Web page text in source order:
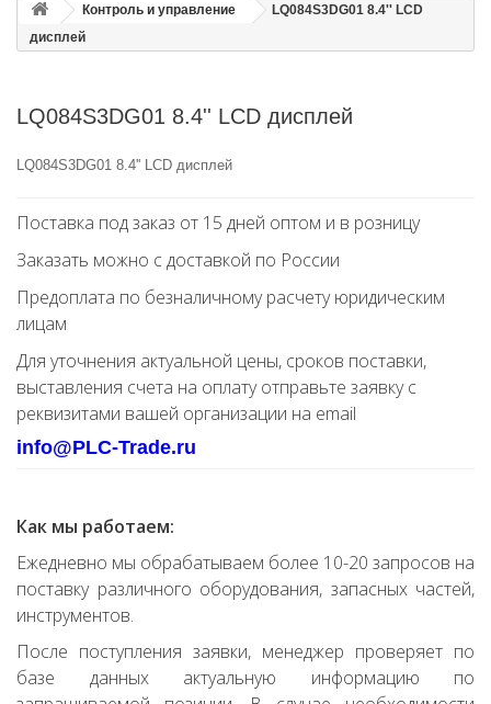
Контроль и управление
LQ084S3DG01 8.4'' LCD
дисплей
LQ084S3DG01 8.4'' LCD дисплей
LQ084S3DG01 8.4'' LCD дисплей
Поставка под заказ от 15 дней оптом и в розницу
Заказать можно с доставкой по России
Предоплата по безналичному расчету юридическим
лицам
Для уточнения актуальной цены, сроков поставки,
выставления счета на оплату отправьте заявку с
реквизитами вашей организации на email
info@PLC-Trade.ru
Как мы работаем:
Ежедневно мы обрабатываем более 10-20 запросов на
поставку различного оборудования, запасных частей,
инструментов.
После поступления заявки, менеджер проверяет по
базе данных актуальную информацию по